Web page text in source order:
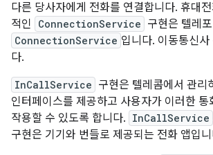
다른 당사자에게 전화를 연결합니다. 휴대
적인
ConnectionService 구현은 텔레포
ConnectionService 입니다. 이동통신사
다.
InCallService 구현은 텔레콤에서 관리
인터페이스를 제공하고 사용자가 이러한 통
작용할 수 있도록 합니다. InCallService
구현은 기기와 번들로 제공되는 전화 앱입